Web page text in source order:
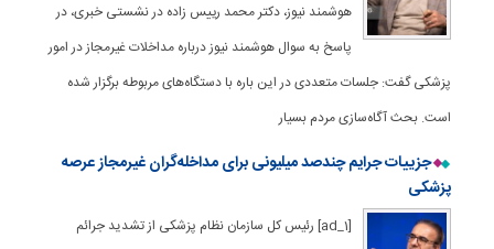
هوشمند نیوز، دکتر محمد رییس زاده در نشستی خبری، در
پاسخ به سوال هوشمند نیوز درباره مداخلات غیرمجاز در امور
پزشکی گفت: جلسات متعددی در این باره با دستگاه‌های مربوطه برگزار شده
است. بحث آگاه‌سازی مردم بسیار
جزییات جرایم چندصد میلیونی برای مداخله‌گران غیرمجاز عرصه
پزشکی
[ad_1] رئیس کل سازمان نظام پزشکی از تشدید جرائم